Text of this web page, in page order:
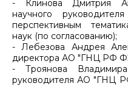
- Клинова Дмитрия
научного
перспективным
наук (по согласованию);
- Лебезова Андрея
директора АО "ГНЦ РФ
- Троянова
руководителя АО "ГНЦ